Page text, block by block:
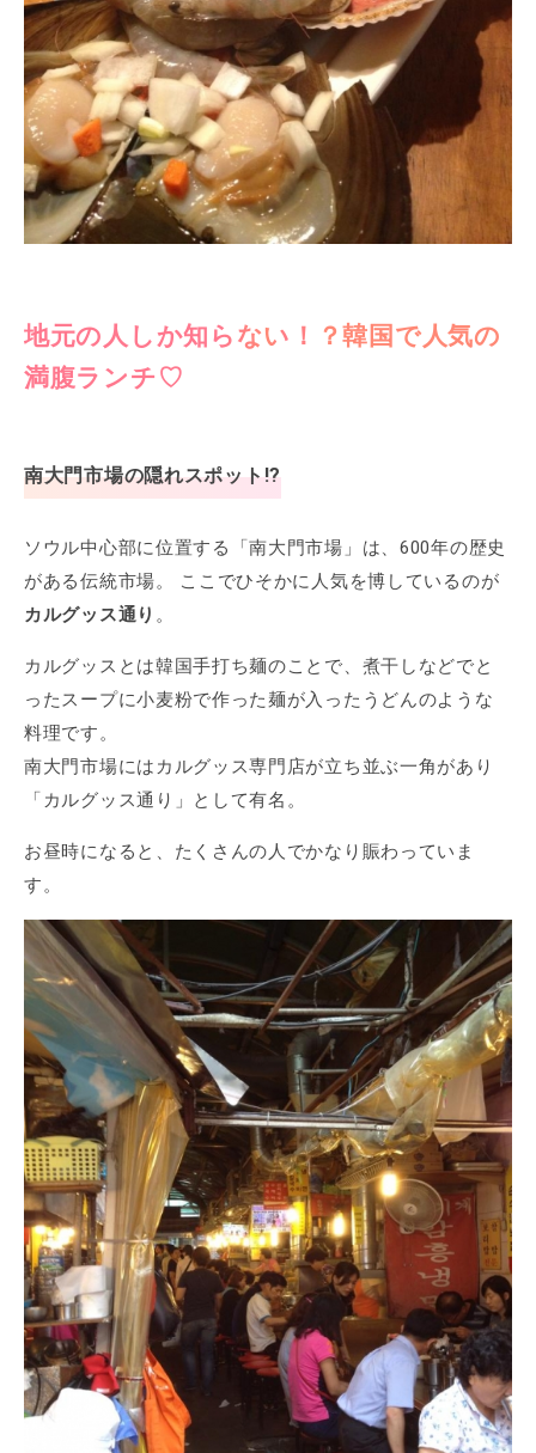
地元の人しか知らない！？韓国で人気の
満腹ランチ♡
南大門市場の隠れスポット!?
ソウル中心部に位置する「南大門市場」は、600年の歴史
がある伝統市場。 ここでひそかに人気を博しているのが
カルグッス通り 。
カルグッスとは韓国手打ち麺のことで、煮干しなどでと
ったスープに小麦粉で作った麺が入ったうどんのような
料理です。
南大門市場にはカルグッス専門店が立ち並ぶ一角があり
「カルグッス通り」として有名。
お昼時になると、たくさんの人でかなり賑わっていま
す。